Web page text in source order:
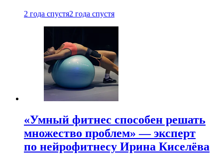
2 года спустя2 года спустя
«Умный фитнес способен решать
множество проблем» — эксперт
по нейрофитнесу Ирина Киселёва